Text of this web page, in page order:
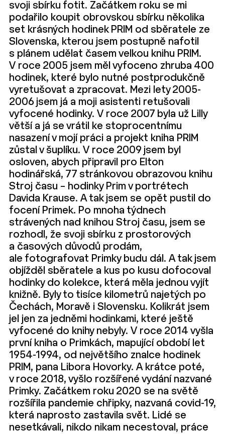
svoji sbírku fotit. Začátkem roku se mi
podařilo koupit obrovskou sbírku několika
set krásných hodinek PRIM od sběratele ze
Slovenska, kterou jsem postupně nafotil
s plánem udělat časem velkou knihu PRIM.
V roce 2005 jsem měl vyfoceno zhruba 400
hodinek, které bylo nutné postprodukčně
vyretušovat a zpracovat. Mezi lety 2005-
2006 jsem já a moji asistenti retušovali
vyfocené hodinky. V roce 2007 byla už Lilly
větší a já se vrátil ke stoprocentnímu
nasazení v mojí práci a projekt kniha PRIM
zůstal v šuplíku. V roce 2009 jsem byl
osloven, abych připravil pro Elton
hodinářská, 77 stránkovou obrazovou knihu
Stroj času – hodinky Prim v portrétech
Davida Krause. A tak jsem se opět pustil do
focení Primek. Po mnoha týdnech
strávených nad knihou Stroj času, jsem se
rozhodl, že svoji sbírku z prostorových
a časových důvodů prodám,
ale fotografovat Primky budu dál. A tak jsem
objížděl sběratele a kus po kusu dofocoval
hodinky do kolekce, která měla jednou vyjít
knižně. Byly to tisíce kilometrů najetých po
Čechách, Moravě i Slovensku. Kolikrát jsem
jel jen za jedněmi hodinkami, které ještě
vyfocené do knihy nebyly. V roce 2014 vyšla
první kniha o Primkách, mapující období let
1954-1994, od největšího znalce hodinek
PRIM, pana Libora Hovorky. A krátce poté,
v roce 2018, vyšlo rozšířené vydání nazvané
Primky. Začátkem roku 2020 se na světě
rozšířila pandemie chřipky, nazvaná covid-19,
která naprosto zastavila svět. Lidé se
nesetkávali, nikdo nikam necestoval, práce